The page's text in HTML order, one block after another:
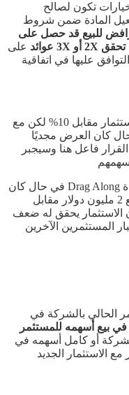
تكون لصالح
المادة ضمن شروط
للبيع قد حصل على
تحقق 2X أو 3X عوائد
على
عليها في اتفاقية
إذا دخل مستثمر على شركة ما وقرر الاستثمار مقابل 10% لكن مع
كان العرض مجديًا
فاعل هنا وسيجبر
لاحقًا مع ظهور التعديلات؛ مثلًا تفعيل مادة Drag Along في حال كان
الاستثمار 2X، وكان هذا المستثمر قد دفع 2 مليون دولار مقابل
الاستثمار يحقق له ضعف
المستثمرين الآخرين
الحالي بالشركة في
بيع أسهمه للمستثمر
أو كامل أسهمه في
الاستثمار الجديد